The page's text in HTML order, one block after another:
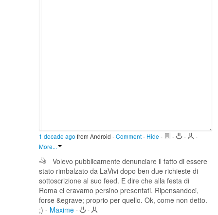
1 decade ago from Android -Comment- Hide - - -
-
More...
Volevo pubblicamente denunciare il fatto di essere
stato rimbalzato da LaVivi dopo ben due richieste di
sottoscrizione al suo feed. E dire che alla festa di
Roma ci eravamo persino presentati. Ripensandoci,
forse &egrave; proprio per quello. Ok, come non detto.
;) - Maxime - -